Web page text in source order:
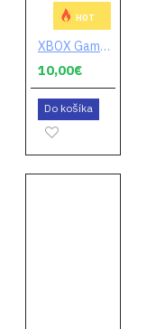
HOT
XBOX Game Pass Core 1 mesiac
10,00€
Do košíka